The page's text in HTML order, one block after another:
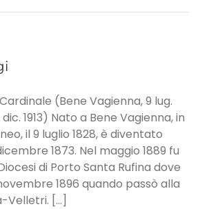
(Bene Vagienna, 9 lug.
1913) Nato a Bene Vagienna, in
il 9 luglio 1828, è diventato
1873. Nel maggio 1889 fu
di Porto Santa Rufina dove
1896 quando passò alla
Velletri. [...]